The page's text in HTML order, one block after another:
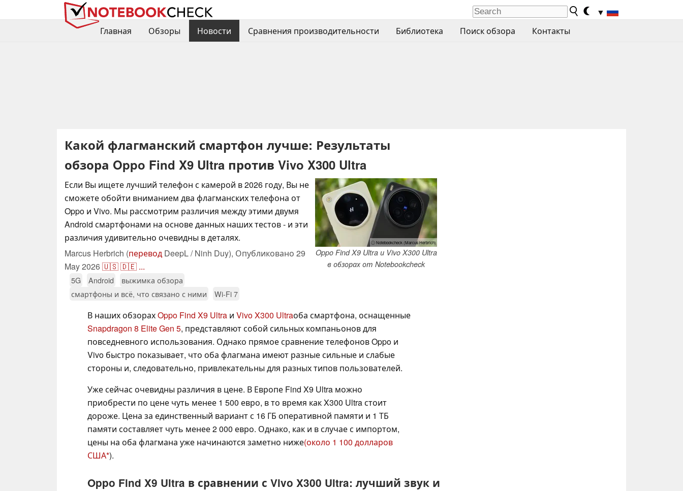
▼
Главная
Обзоры Новости Сравнения производительности Библиотека Поиск обзора Контакты
Какой флагманский смартфон лучше: Результаты
обзора Oppo Find X9 Ultra против Vivo X300 Ultra
ⓘ Notebookcheck (Marcus Herbrich)
Oppo Find X9 Ultra и Vivo X300 Ultra
в обзорах от Notebookcheck
Если Вы ищете лучший телефон с камерой в 2026 году, Вы не
сможете обойти вниманием два флагманских телефона от
Oppo и Vivo. Мы рассмотрим различия между этими двумя
Android смартфонами на основе данных наших тестов - и эти
различия удивительно очевидны в деталях.
Marcus Herbrich (перевод DeepL / Ninh Duy), Опубликовано 29
May 2026🇺🇸🇩🇪 ...
5G Android
выжимка обзора
смартфоны и всё, что связано с ними
Wi-Fi 7
В наших обзорахOppo Find X9 Ultra и Vivo X300 Ultraоба смартфона, оснащенные
Snapdragon 8 Elite Gen 5, представляют собой сильных компаньонов для
повседневного использования. Однако прямое сравнение телефонов Oppo и
Vivo быстро показывает, что оба флагмана имеют разные сильные и слабые
стороны и, следовательно, привлекательны для разных типов пользователей.
Уже сейчас очевидны различия в цене. В Европе Find X9 Ultra можно
приобрести по цене чуть менее 1 500 евро, в то время как X300 Ultra стоит
дороже. Цена за единственный вариант с 16 ГБ оперативной памяти и 1 ТБ
памяти составляет чуть менее 2 000 евро. Однако, как и в случае с импортом,
цены на оба флагмана уже начинаются заметно ниже(около 1 100 долларов
США ).
Oppo Find X9 Ultra в сравнении с Vivo X300 Ultra: лучший звук и